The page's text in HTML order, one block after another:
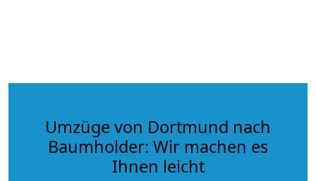
Umzüge von Dortmund nach
Baumholder: Wir machen es
Ihnen leicht